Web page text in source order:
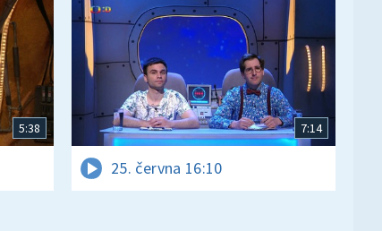
5:38 7:14
25. června 16:10